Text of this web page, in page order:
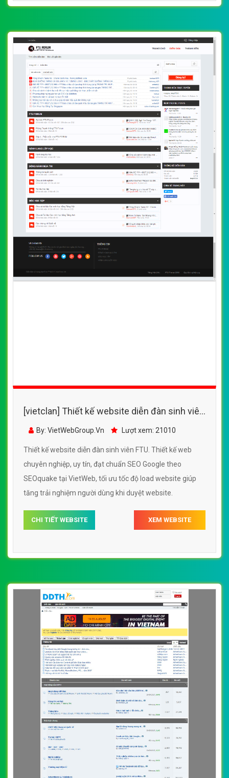
[vietclan] Thiết kế website diễn đàn sinh viên
FTU đẹp, chuyên nghiệp chuẩn SEO
By: VietWebGroup.Vn Lượt xem: 21010
Thiết kế website diễn đàn sinh viên FTU. Thiết kế web
chuyên nghiệp, uy tín, đạt chuẩn SEO Google theo
SEOquake tại VietWeb, tối ưu tốc độ load website giúp
tăng trải nghiệm người dùng khi duyệt website.
CHI TIẾT WEBSITE XEM WEBSITE